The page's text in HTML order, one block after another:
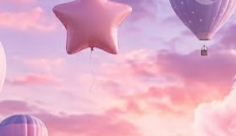
המזרון: 31 ק"ג / מ"ק